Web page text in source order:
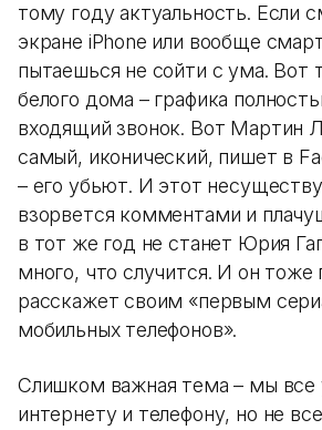
тому году актуальность. Если
экране iPhone или вообще
пытаешься не сойти с ума. Вот
белого дома – графика
входящий звонок. Вот Мартин
самый, иконический, пишет в
– его убьют. И этот
взорвется комментами и
в тот же год не станет Юрия
много, что случится. И он тоже
расскажет своим «первым
мобильных телефонов».
Слишком важная тема – мы все
интернету и телефону, но не